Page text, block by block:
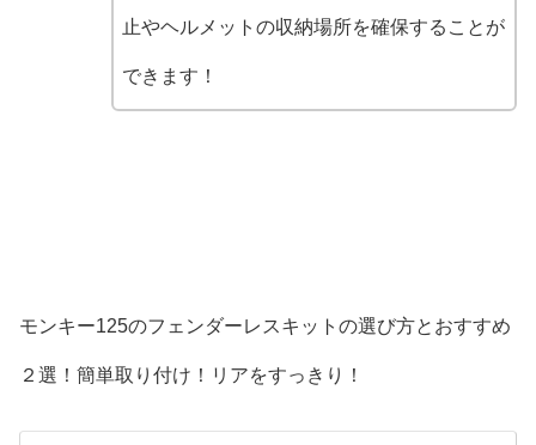
止やヘルメットの収納場所を確保することが
できます！
モンキー125のフェンダーレスキットの選び方とおすすめ
２選！簡単取り付け！リアをすっきり！